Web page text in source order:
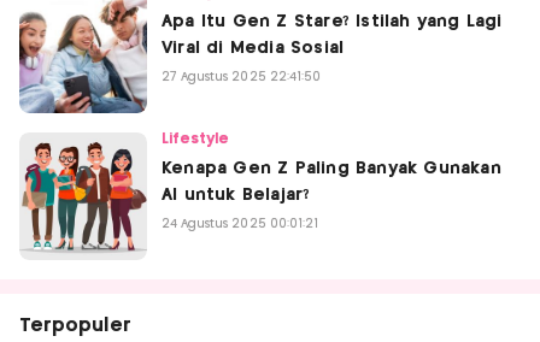
Apa Itu Gen Z Stare? Istilah yang Lagi
Viral di Media Sosial
27 Agustus 2025 22:41:50
Lifestyle
Kenapa Gen Z Paling Banyak Gunakan
AI untuk Belajar?
24 Agustus 2025 00:01:21
Terpopuler